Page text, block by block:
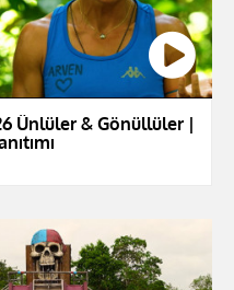
Ünlüler & Gönüllüler |